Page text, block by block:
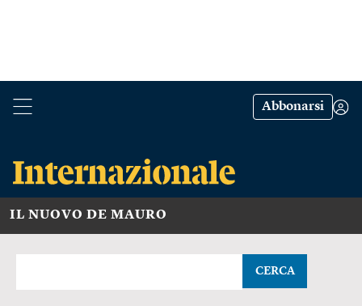
Abbonarsi
IL NUOVO DE MAURO
CERCA